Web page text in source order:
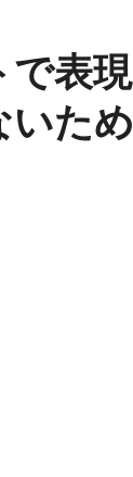
で表現
いため